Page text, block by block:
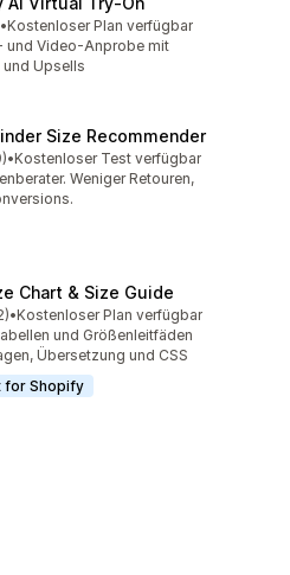
Sternen
insgesamt
•Kostenloser Plan verfügbar
und Video-Anprobe mit
und Upsells
Size Recommender
Sternen
insgesamt
•Kostenloser Test verfügbar
Weniger Retouren,
Chart & Size Guide
Sternen
insgesamt
•Kostenloser Plan verfügbar
und Größenleitfäden
Übersetzung und CSS
for Shopify